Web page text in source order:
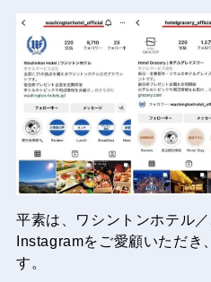
平素は、ワシントンホテル
Instagramをご愛顧いただき
す。